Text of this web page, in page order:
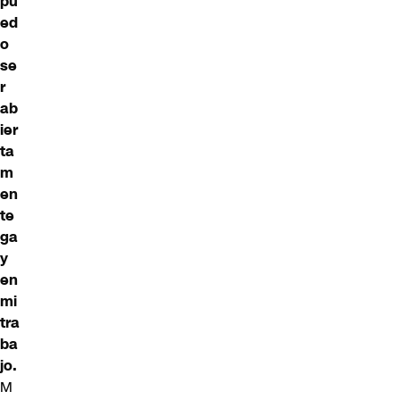
ed
o
se
r
ab
ier
ta
m
en
te
ga
y
en
mi
tra
ba
jo.
M